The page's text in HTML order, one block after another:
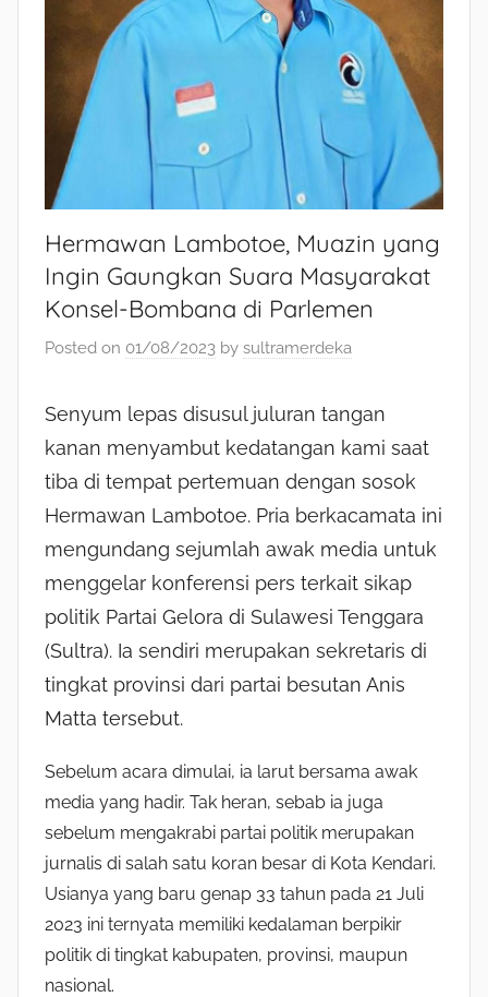
Hermawan Lambotoe, Muazin yang
Ingin Gaungkan Suara Masyarakat
Konsel-Bombana di Parlemen
Posted on 01/08/2023 by sultramerdeka
Senyum lepas disusul juluran tangan
kanan menyambut kedatangan kami saat
tiba di tempat pertemuan dengan sosok
Hermawan Lambotoe. Pria berkacamata ini
mengundang sejumlah awak media untuk
menggelar konferensi pers terkait sikap
politik Partai Gelora di Sulawesi Tenggara
(Sultra). Ia sendiri merupakan sekretaris di
tingkat provinsi dari partai besutan Anis
Matta tersebut.
Sebelum acara dimulai, ia larut bersama awak
media yang hadir. Tak heran, sebab ia juga
sebelum mengakrabi partai politik merupakan
jurnalis di salah satu koran besar di Kota Kendari.
Usianya yang baru genap 33 tahun pada 21 Juli
2023 ini ternyata memiliki kedalaman berpikir
politik di tingkat kabupaten, provinsi, maupun
nasional.